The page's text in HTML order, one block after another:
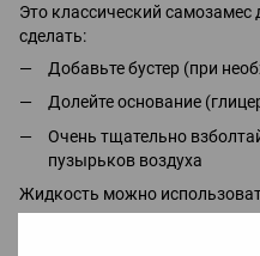
Это классический самозамес
сделать:
Добавьте бустер (при
Долейте основание
Очень тщательно
пузырьков воздуха
Жидкость можно
раскрытия вкуса